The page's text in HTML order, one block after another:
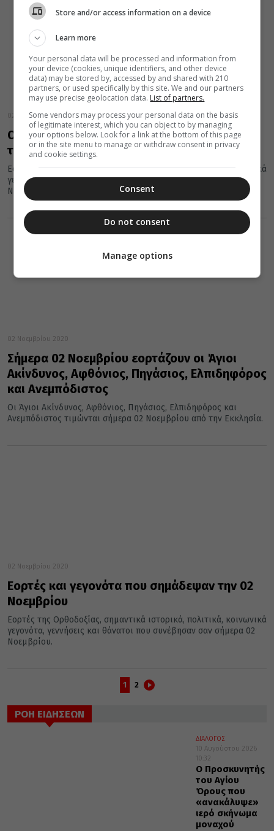
02 Νοεμβρίου 2021
Οι εορτές και τα γεγονότα που σημάδεψαν
την 02 Νοεμβρίου
Εορτές της Ορθοδοξίας, σημαντικά ιστορικά, πολιτικά, κοινωνικά
γεγονότα, γεννήσεις και θάνατοι που συνέβησαν σαν σήμερα 02
Νοεμβρίου.
02 Νοεμβρίου 2020
Σήμερα 02 Νοεμβρίου εορτάζουν οι Άγιοι
Ακίνδυνος, Αφθόνιος, Πηγάσιος, Ελπιδηφόρος
και Ανεμπόδιστος
Οι Άγιοι Ακίνδυνος, Αφθόνιος, Πηγάσιος, Ελπιδηφόρος και
Ανεμπόδιστος τιμώνται σήμερα 02 Νοεμβρίου από την Εκκλησία.
02 Νοεμβρίου 2020
Εορτές και γεγονότα που σημάδεψαν την 02
Νοεμβρίου
Εορτές της Ορθοδοξίας, σημαντικά ιστορικά, πολιτικά, κοινωνικά
γεγονότα, γεννήσεις και θάνατοι που συνέβησαν σαν σήμερα 02
Νοεμβρίου.
1 2
ΡΟΗ ΕΙΔΗΣΕΩΝ
ΔΙΑΛΟΓΟΣ
10 Αυγούστου 2026
10:32
Ο Προσκυνητής
του Αγίου
Όρους που
«ανακάλυψε»
ιερό σκήνωμα
μοναχού
Store and/or access information on a device
Learn more
Your personal data will be processed and information from
your device (cookies, unique identifiers, and other device
data) may be stored by, accessed by and shared with 210
partners, or used specifically by this site. We and our partners
may use precise geolocation data. List of partners.
Some vendors may process your personal data on the basis
of legitimate interest, which you can object to by managing
your options below. Look for a link at the bottom of this page
or in the site menu to manage or withdraw consent in privacy
and cookie settings.
Consent
Do not consent
Manage options